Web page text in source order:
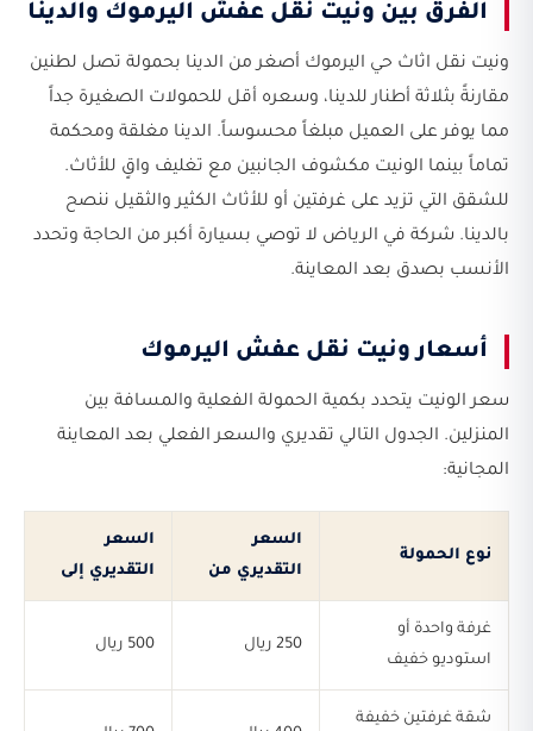
الفرق بين ونيت نقل عفش اليرموك والدينا
ونيت نقل اثاث حي اليرموك أصغر من الدينا بحمولة تصل لطنين
مقارنةً بثلاثة أطنار للدينا، وسعره أقل للحمولات الصغيرة جداً
مما يوفر على العميل مبلغاً محسوساً. الدينا مغلقة ومحكمة
تماماً بينما الونيت مكشوف الجانبين مع تغليف واقٍ للأثاث.
للشقق التي تزيد على غرفتين أو للأثاث الكثير والثقيل ننصح
بالدينا. شركة في الرياض لا توصي بسيارة أكبر من الحاجة وتحدد
الأنسب بصدق بعد المعاينة.
أسعار ونيت نقل عفش اليرموك
سعر الونيت يتحدد بكمية الحمولة الفعلية والمسافة بين
المنزلين. الجدول التالي تقديري والسعر الفعلي بعد المعاينة
المجانية:
نوع الحمولة
السعر
التقديري من
السعر
التقديري إلى
غرفة واحدة أو
استوديو خفيف
250 ريال 500 ريال
شقة غرفتين خفيفة